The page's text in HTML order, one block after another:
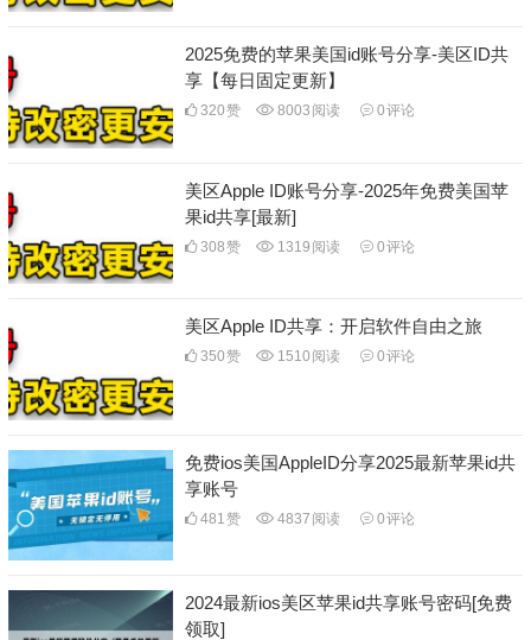
2025免费的苹果美国id账号分享-美区ID共
享【每日固定更新】
320赞 8003 阅读 0评论
美区Apple ID账号分享-2025年免费美国苹
果id共享[最新]
308赞 1319 阅读 0评论
美区Apple ID共享：开启软件自由之旅
350赞 1510 阅读 0评论
免费ios美国AppleID分享2025最新苹果id共
享账号
481赞 4837 阅读 0评论
2024最新ios美区苹果id共享账号密码[免费
领取]